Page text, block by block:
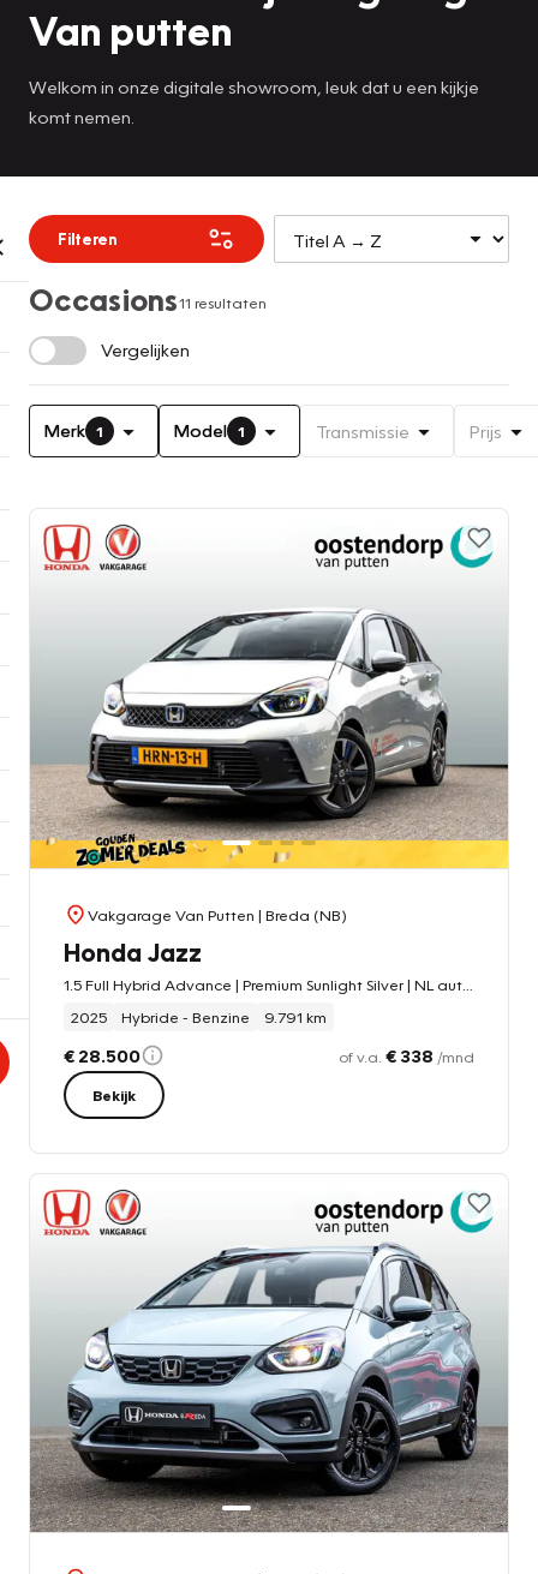
Van putten
Welkom in onze digitale showroom, leuk dat u een kijkje
komt nemen.
Filteren
Occasions11 resultaten
Vergelijken
Merk 1 Model 1 Transmissie Prijs
Vakgarage Van Putten | Breda (NB)
Honda Jazz
2025
Hybride - Benzine 9.791 km
€ 28.500 of v.a. € 338 /mnd
Bekijk